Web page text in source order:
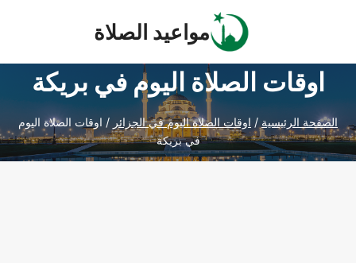
مواعيد الصلاة
اوقات الصلاة اليوم في بريكة
الصفحة الرئيسية / اوقات الصلاة اليوم في الجزائر / اوقات الصلاة اليوم
في بريكة